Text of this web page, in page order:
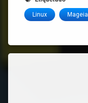
Linux Mageia